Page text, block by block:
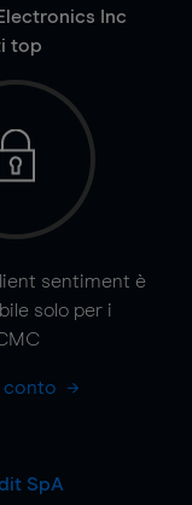
Inc
top
sentiment è
solo per i
conto
SpA